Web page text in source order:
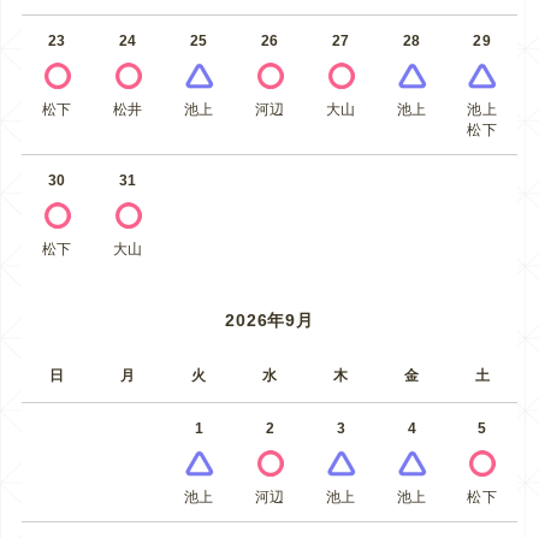
23
松下
24
松井
25
池上
26
河辺
27
大山
28
池上
29
池上
松下
30
松下
31
大山
2026年9月
日 月 火 水 木 金 土
1
池上
2
河辺
3
池上
4
池上
5
松下